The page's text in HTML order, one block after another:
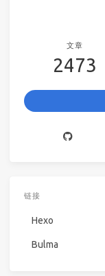
文章
2473
链接
Hexo
Bulma